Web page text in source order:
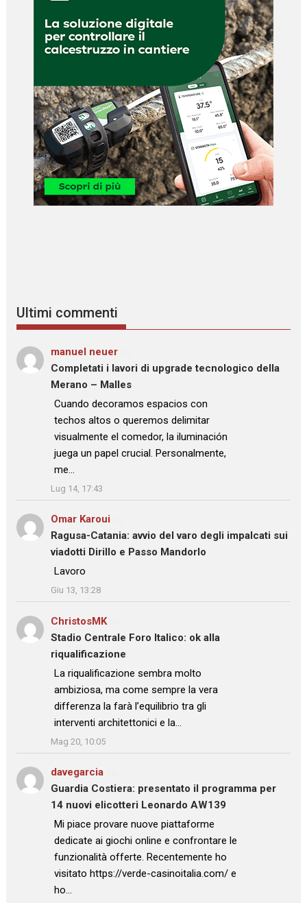
Ultimi commenti
manuel neuer
Completati i lavori di upgrade tecnologico della
Merano – Malles
: “
Cuando decoramos espacios con
techos altos o queremos delimitar
visualmente el comedor, la iluminación
juega un papel crucial. Personalmente,
me…
”
Lug 14, 17:43
Omar Karoui
Ragusa-Catania: avvio del varo degli impalcati sui
viadotti Dirillo e Passo Mandorlo
: “Lavoro
”
Giu 13, 13:28
ChristosMKsu
Stadio Centrale Foro Italico: ok alla
riqualificazione
: “La riqualificazione sembra molto
ambiziosa, ma come sempre la vera
differenza la farà l’equilibrio tra gli
interventi architettonici e la…
”
Mag 20, 10:05
davegarcia
Guardia Costiera: presentato il programma per
14 nuovi elicotteri Leonardo AW139
: “
Mi piace provare nuove piattaforme
dedicate ai giochi online e confrontare le
funzionalità offerte. Recentemente ho
visitato https://verde-casinoitalia.com/ e
ho…
”